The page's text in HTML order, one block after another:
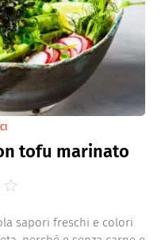
tofu marinato
sapori freschi e colori